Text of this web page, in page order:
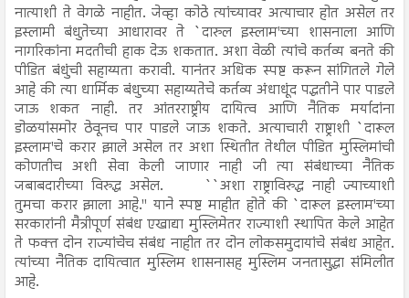
नात्याशी ते वेगळे नाहीत. जेव्हा कोठे त्यांच्यावर अत्याचार होत असेल तर
इस्लामी बंधुतेच्या आधारावर ते `दारुल इस्लाम'च्या शासनाला आणि
नागरिकांना मदतीची हाक देऊ शकतात. अशा वेळी त्यांचे कर्तव्य बनते की
पीडित बंधुंची सहाय्यता करावी. यानंतर अधिक स्पष्ट करून सांगितले गेले
आहे की त्या धार्मिक बंधुच्या सहाय्यतेचे कर्तव्य अंधाधूंद पद्धतीने पार पाडले
जाऊ शकत नाही. तर आंतरराष्ट्रीय दायित्व आणि नैतिक मर्यादांना
डोळयांसमोर ठेवूनच पार पाडले जाऊ शकते. अत्याचारी राष्ट्राशी `दारूल
इस्लाम'चे करार झाले असेल तर अशा स्थितीत तेथील पीडित मुस्लिमांची
कोणतीच अशी सेवा केली जाणार नाही जी त्या संबंधाच्या नैतिक
जबाबदारीच्या विरुद्ध असेल.
``अशा राष्ट्राविरुद्ध नाही ज्याच्याशी
तुमचा करार झाला आहे.'' याने स्पष्ट माहीत होते की `दारूल इस्लाम'च्या
सरकारांनी मैत्रीपूर्ण संबंध एखाद्या मुस्लिमेतर राज्याशी स्थापित केले आहेत
ते फक्त दोन राज्यांचेच संबंध नाहीत तर दोन लोकसमुदायांचे संबंध आहेत.
त्यांच्या नैतिक दायित्वात मुस्लिम शासनासह मुस्लिम जनतासुद्धा संमिलीत
आहे.